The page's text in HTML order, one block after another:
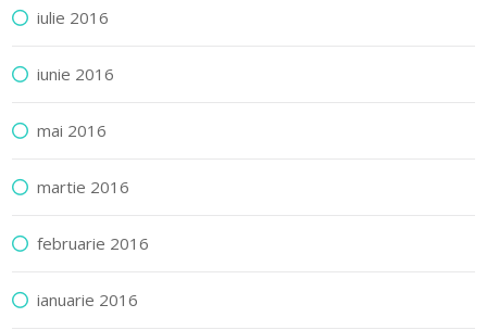
iulie 2016
iunie 2016
mai 2016
martie 2016
februarie 2016
ianuarie 2016